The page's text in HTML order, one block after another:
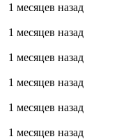
1 месяцев назад
1 месяцев назад
1 месяцев назад
1 месяцев назад
1 месяцев назад
1 месяцев назад